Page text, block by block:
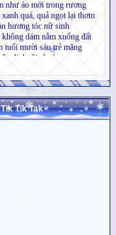
Tik Tik Tak